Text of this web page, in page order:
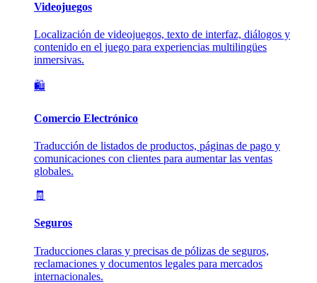
Videojuegos
Localización de videojuegos, texto de interfaz, diálogos y
contenido en el juego para experiencias multilingües
inmersivas.
🛍️
Comercio Electrónico
Traducción de listados de productos, páginas de pago y
comunicaciones con clientes para aumentar las ventas
globales.
🧾
Seguros
Traducciones claras y precisas de pólizas de seguros,
reclamaciones y documentos legales para mercados
internacionales.